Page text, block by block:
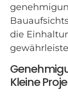
die
Kleine